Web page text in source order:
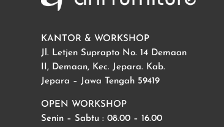
KANTOR & WORKSHOP
Jl. Letjen Suprapto No. 14 Demaan
II, Demaan, Kec. Jepara. Kab.
Jepara – Jawa Tengah 59419
OPEN WORKSHOP
Senin – Sabtu : 08.00 – 16.00